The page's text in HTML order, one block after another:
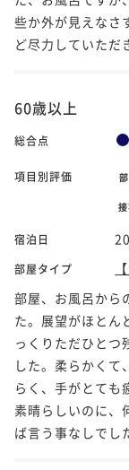
些か外が見えなさ
ど尽力していただ
60歳以上
総合点
項目別評価
宿泊日
部屋タイプ
部屋、お風呂から
た。展望がほとん
っくり️ただひとつ
した。柔らかくて
らく、手がとても
素晴らしいのに、
ば言う事なしでし